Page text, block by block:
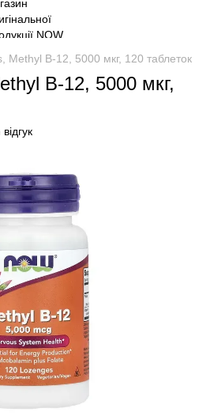
Methyl B-12, 5000 мкг, 120 таблеток
B-12, 5000 мкг,